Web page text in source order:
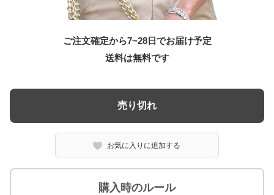
ご注文確定から7~28日でお届け予定
送料は無料です
売り切れ
お気に入りに追加する
購入時のルール